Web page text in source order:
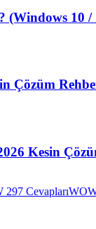
10 /
Çözüm
Kesin
297 Cevapları